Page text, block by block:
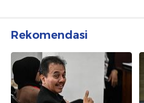
Rekomendasi